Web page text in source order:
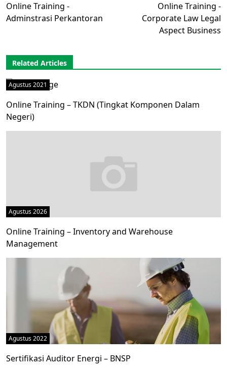
Online Training -
Adminstrasi Perkantoran
Online Training -
Corporate Law Legal
Aspect Business
Related Articles
Agustus 2021
Online Training – TKDN (Tingkat Komponen Dalam
Negeri)
Agustus 2026
Online Training – Inventory and Warehouse
Management
Agustus 2022
Sertifikasi Auditor Energi – BNSP